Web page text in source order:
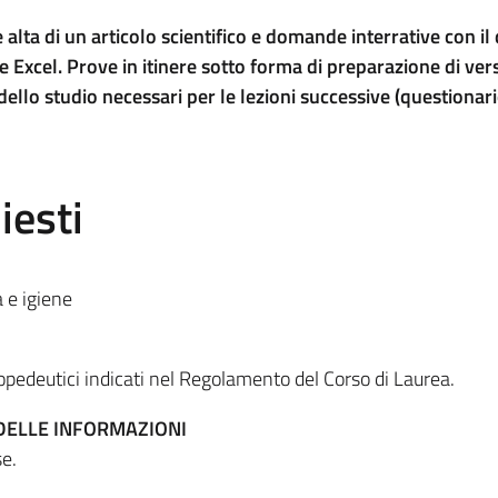
di un articolo scientifico e domande interrative con il
Prove in itinere sotto forma di preparazione di
studio necessari per le lezioni successive
e igiene
indicati nel Regolamento del Corso di Laurea.
INFORMAZIONI